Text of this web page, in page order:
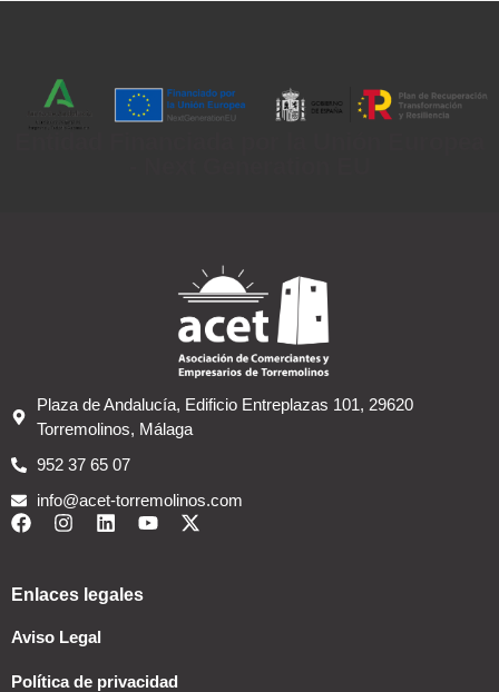
Plaza de Andalucía, Edificio Entreplazas 101, 29620
Torremolinos, Málaga
952 37 65 07
info@acet-torremolinos.com
Enlaces legales
Aviso Legal
Política de privacidad